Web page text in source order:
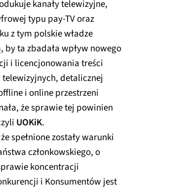
kanały telewizyjne,
typu pay-TV oraz
z tym polskie władze
by ta zbadała wpływ nowego
i licencjonowania treści
detalicznej
i online przestrzeni
że sprawie tej powinien
UOKiK.
spełnione zostały warunki
członkowskiego, o
koncentracji
i Konsumentów jest